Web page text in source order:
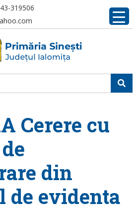
319506
Cerere cu
din
de evidenta